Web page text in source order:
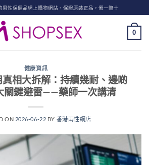
男性保健品網上購物網站、保證原裝正品，假一賠十
0
健康資訊
相大拆解：持續幾耐、邊啲
關鍵避雷——藥師一次講清
ON 2026-06-22 BY 香港兩性網店